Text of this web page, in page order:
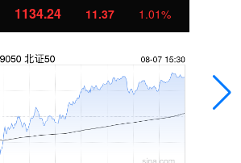
1134.24 11.37 1.01%